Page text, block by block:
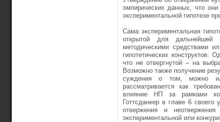
эмпирических данных, что
экспериментальной гипотезе
Сама экспериментальная
открытой для дальнейшей
методическими средствами
гипотетических конструктов.
что не отвергнутой – на
Возможно также получение
суждения о том, можно
рассматривается как
влияние НП за рамками
Готтсданкер в главе 6 своего
отвержения и неотвержения
экспериментальной или